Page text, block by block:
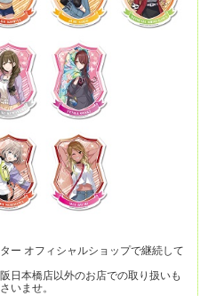
ー オフィシャルショップで継続して
日本橋店以外のお店での取り扱いも
いませ。